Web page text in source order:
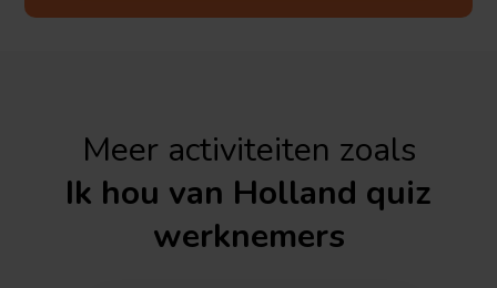
Meer activiteiten zoals
Ik hou van Holland quiz
werknemers